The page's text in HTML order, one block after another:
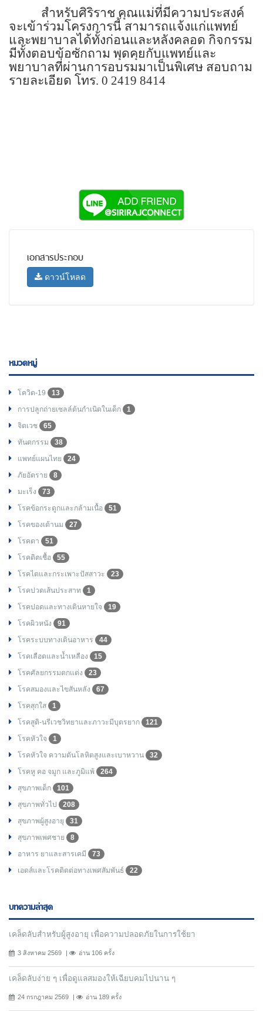
สำหรับศิริราช คุณแม่ที่มีความประสงค์
จะเข้าร่วมโครงการนี้ สามารถแจ้งแก่แพทย์
และพยาบาลได้ทั้งก่อนและหลังคลอด กิจกรรม
มีทั้งตอบข้อซักถาม พุดคุยกับแพทย์และ
พยาบาลที่ผ่านการอบรมมาเป็นพิเศษ สอบถาม
รายละเอียด โทร. 0 2419 8414
เอกสารประกอบ
ดาวน์โหลด
หมวดหมู่
โควิด-19
13
การปลูกถ่ายเซลล์ต้นกำเนิดในเด็ก
1
จิตเวช
65
ทันตกรรม
38
แพทย์แผนไทย
24
ภัยอัตราย
8
มะเร็ง
73
โรคข้อกระดูกและกล้ามเนื้อ
51
โรคของเต้านม
27
โรคตา
51
โรคติดเชื้อ
55
โรคไตและกระเพาะปัสสาวะ
23
โรคปวดเส้นประสาท
1
โรคปอดและทางเดินหายใจ
19
โรคผิวหนัง
91
โรคระบบทางเดินอาหาร
44
โรคเลือดและน้ำเหลือง
15
โรคศัลยกรรมตกแต่ง
23
โรคสมองและไขสันหลัง
67
โรคสุกใส
1
โรคสูติ-นรีเวชวิทยาและภาวะมีบุตรยาก
121
โรคหัวใจ
1
โรคหัวใจ ความดันโลหิตสูงและเบาหวาน
32
โรคหู คอ จมูก และภูมิแพ้
264
สุขภาพเด็ก
101
สุขภาพทั่วไป
208
สุขภาพผู้สูงอายุ
31
สุขภาพเพศชาย
8
อาหาร ยาและสารเคมี
73
เอดส์และโรคติดต่อทางเพศสัมพันธ์
22
บทความล่าสุด
เคล็ดลับสำหรับผู้สูงอายุ เพื่อความปลอดภัยในการใช้ยา
3 สิงหาคม 2569 อ่าน 106 ครั้ง
เคล็ดลับง่าย ๆ เพื่อดูแลสมองให้เฉียบคมไปนาน ๆ
24 กรกฎาคม 2569 อ่าน 189 ครั้ง